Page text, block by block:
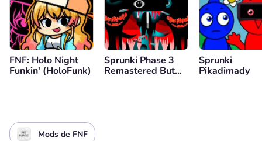
FNF: Holo Night
Funkin' (HoloFunk)
Sprunki Phase 3
Remastered But
Sprunki
Pikadimady
Mods de FNF